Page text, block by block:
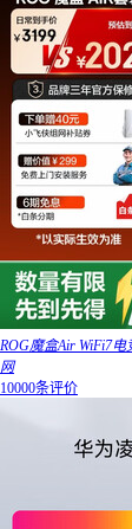
ROG魔盒Air WiFi7
网
10000条评价